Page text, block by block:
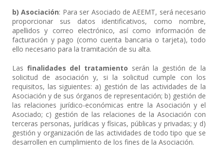
b) Asociación: Para ser Asociado de AEEMT, será necesario
proporcionar sus datos identificativos, como nombre,
apellidos y correo electrónico, así como información de
facturación y pago (como cuenta bancaria o tarjeta), todo
ello necesario para la tramitación de su alta.
Las finalidades del tratamiento serán la gestión de la
solicitud de asociación y, si la solicitud cumple con los
requisitos, las siguientes: a) gestión de las actividades de la
Asociación y de sus órganos de representación; b) gestión de
las relaciones jurídico-económicas entre la Asociación y el
Asociado; c) gestión de las relaciones de la Asociación con
terceras personas, jurídicas y físicas, públicas y privadas; y d)
gestión y organización de las actividades de todo tipo que se
desarrollen en cumplimiento de los fines de la Asociación.